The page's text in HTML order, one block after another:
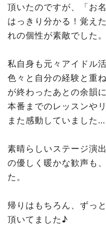
頂いたのですが、「お
はっきり分かる！覚え
れの個性が素敵でした。
私自身も元々アイドル
色々と自分の経験と重
が終わったあとの余韻
本番までのレッスンや
また感動していました…
素晴らしいステージ演
の優しく暖かな歓声も
た。
帰りはもちろん、ずっ
頂いてました♪